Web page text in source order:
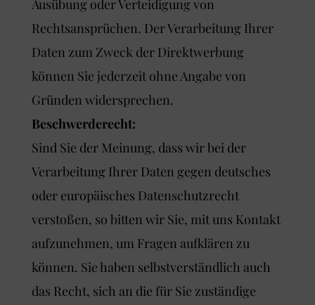
Ausübung oder Verteidigung von
Rechtsansprüchen. Der Verarbeitung Ihrer
Daten zum Zweck der Direktwerbung
können Sie jederzeit ohne Angabe von
Gründen widersprechen.
Beschwerderecht:
Sind Sie der Meinung, dass wir bei der
Verarbeitung Ihrer Daten gegen deutsches
oder europäisches Datenschutzrecht
verstoßen, so bitten wir Sie, mit uns Kontakt
aufzunehmen, um Fragen aufklären zu
können. Sie haben selbstverständlich auch
das Recht, sich an die für Sie zuständige